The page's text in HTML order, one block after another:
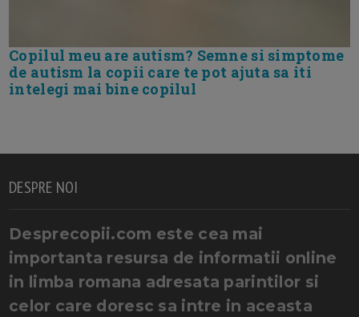
Copilul meu are autism? Semne si simptome
de autism la copii care te pot ajuta sa iti
intelegi mai bine copilul
DESPRE NOI
Desprecopii.com este cea mai
importanta resursa de informatii online
in limba romana adresata parintilor si
celor care doresc sa intre in aceasta